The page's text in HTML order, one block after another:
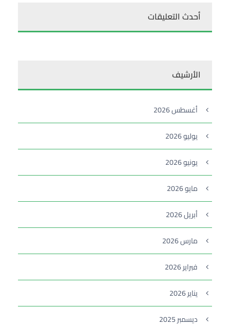
أحدث التعليقات
الأرشيف
أغسطس 2026
يوليو 2026
يونيو 2026
مايو 2026
أبريل 2026
مارس 2026
فبراير 2026
يناير 2026
ديسمبر 2025